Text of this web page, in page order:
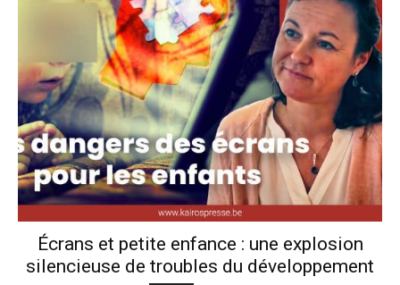
Écrans et petite enfance : une explosion
silencieuse de troubles du développement